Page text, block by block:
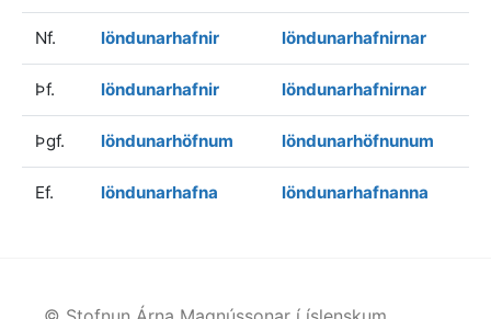
Nf. löndunarhafnir löndunarhafnirnar
Þf. löndunarhafnir löndunarhafnirnar
Þgf. löndunarhöfnum löndunarhöfnunum
Ef. löndunarhafna löndunarhafnanna